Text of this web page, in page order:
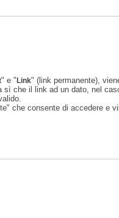
" e "Link" (link permanente),
sì che il link ad un dato, nel
che consente di accedere e